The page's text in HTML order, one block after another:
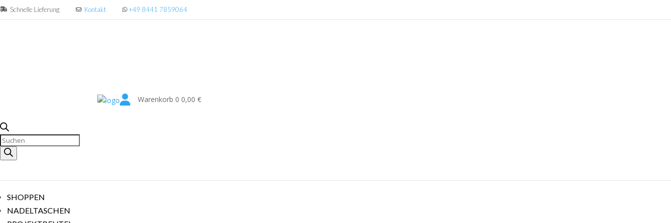
Schnelle Lieferung Kontakt +49 8441 7859064
Produkte
suchen
 Warenkorb 0 0,00 €
SHOPPEN
NADELTASCHEN